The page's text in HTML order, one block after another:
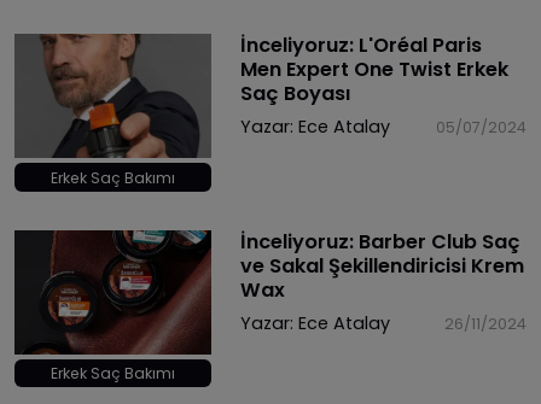
Erkek Saç Bakımı
İnceliyoruz: L'Oréal Paris
Men Expert One Twist Erkek
Saç Boyası
Yazar: Ece Atalay 05/07/2024
Erkek Saç Bakımı
İnceliyoruz: Barber Club Saç
ve Sakal Şekillendiricisi Krem
Wax
Yazar: Ece Atalay 26/11/2024